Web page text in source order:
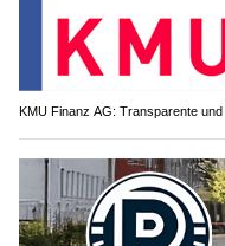
KMU Finanz AG: Transparente